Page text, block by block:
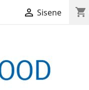
 Sisene shopping_cart